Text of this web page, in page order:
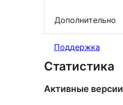
Дополнительно
Поддержка
Статистика
Активные версии